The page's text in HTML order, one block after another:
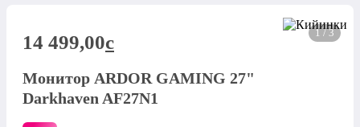
1 / 3
14 499,00c
Монитор ARDOR GAMING 27"
Darkhaven AF27N1